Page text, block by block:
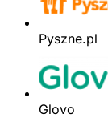
Pyszne.pl
Glovo